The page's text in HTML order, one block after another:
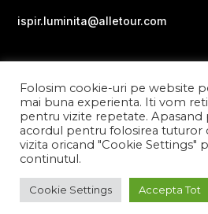
ispir.luminita@alletour.com
Folosim cookie-uri pe website
mai buna experienta. Iti vom
pentru vizite repetate. Apasand
acordul pentru folosirea tuturor
vizita oricand "Cookie Settings"
continutul.
Cookie Settings Accepta Tot